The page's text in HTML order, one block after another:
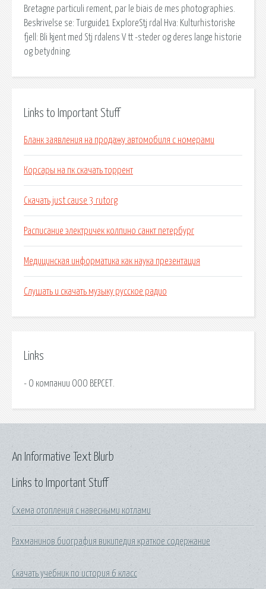
Bretagne particuli rement, par le biais de mes photographies.
Beskrivelse se: Turguide1 ExploreStj rdal Hva: Kulturhistoriske
fjell: Bli kjent med Stj rdalens V tt -steder og deres lange historie
og betydning.
Links to Important Stuff
Бланк заявления на продажу автомобиля с номерами
Корсары на пк скачать торрент
Скачать just cause 3 rutorg
Расписание электричек колпино санкт петербург
Медицинская информатика как наука презентация
Слушать и скачать музыку русское радио
Links
- О компании ООО ВЕРСЕТ.
Links to Important Stuff
Схема отопления с навесными котлами
Рахманинов биография википедия краткое содержание
Скачать учебник по история 6 класс
An Informative Text Blurb